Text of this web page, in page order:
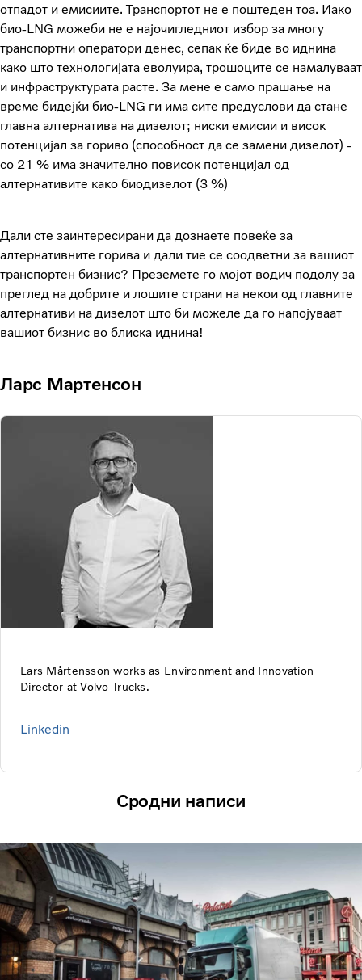
отпадот и емисиите. Транспортот не е поштеден тоа. Иако
био-LNG можеби не е најочигледниот избор за многу
транспортни оператори денес, сепак ќе биде во иднина
како што технологијата еволуира, трошоците се намалуваат
и инфраструктурата расте. За мене е само прашање на
време бидејќи био-LNG ги има сите предуслови да стане
главна алтернатива на дизелот; ниски емисии и висок
потенцијал за гориво (способност да се замени дизелот) -
со 21 % има значително повисок потенцијал од
алтернативите како биодизелот (3 %)
Дали сте заинтересирани да дознаете повеќе за
алтернативните горива и дали тие се соодветни за вашиот
транспортен бизнис? Преземете го мојот водич подолу за
преглед на добрите и лошите страни на некои од главните
алтернативи на дизелот што би можеле да го напојуваат
вашиот бизнис во блиска иднина!
Ларс Мартенсон
Lars Mårtensson works as Environment and Innovation
Director at Volvo Trucks.
Linkedin
Сродни написи